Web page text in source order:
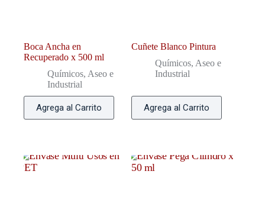
Boca Ancha en
Recuperado x 500 ml
Químicos, Aseo e
Industrial
Agrega al Carrito
Cuñete Blanco Pintura
Químicos, Aseo e
Industrial
Agrega al Carrito